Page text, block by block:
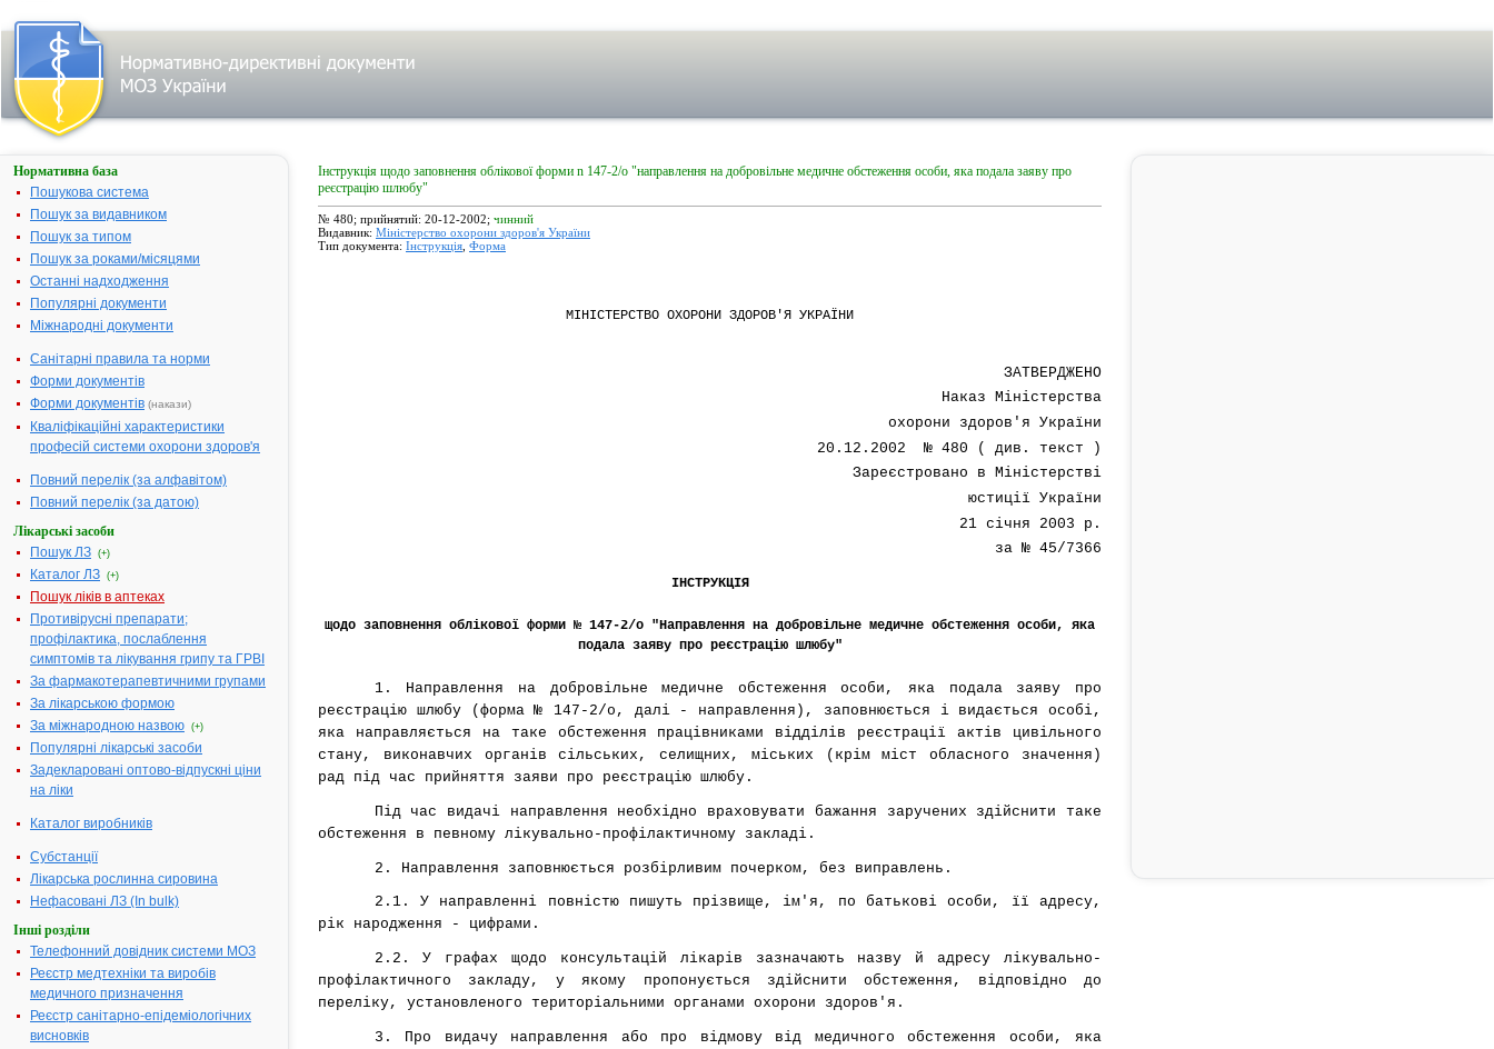
Нормативна база
Пошукова система
Пошук за видавником
Пошук за типом
Пошук за роками/місяцями
Останні надходження
Популярні документи
Міжнародні документи
Санітарні правила та норми
Форми документів
Форми документів (накази)
Кваліфікаційні характеристики
професій системи охорони здоров'я
Повний перелік (за алфавітом)
Повний перелік (за датою)
Лікарські засоби
Пошук ЛЗ (+)
Каталог ЛЗ (+)
Пошук ліків в аптеках
Противірусні препарати;
профілактика, послаблення
симптомів та лікування грипу та ГРВІ
За фармакотерапевтичними групами
За лікарською формою
За міжнародною назвою (+)
Популярні лікарські засоби
Задекларовані оптово-відпускні ціни
на ліки
Каталог виробників
Субстанції
Лікарська рослинна сировина
Нефасовані ЛЗ (In bulk)
Інші розділи
Телефонний довідник системи МОЗ
Реєстр медтехніки та виробів
медичного призначення
Реєстр санітарно-епідеміологічних
висновків
Інструкція щодо заповнення облікової форми n 147-2/о "направлення на добровільне медичне обстеження особи, яка подала заяву про
реєстрацію шлюбу"
№ 480; прийнятий: 20-12-2002; чинний
Видавник: Міністерство охорони здоров'я України
Тип документа: Інструкція Форма
МІНІСТЕРСТВО ОХОРОНИ ЗДОРОВ'Я УКРАЇНИ
ЗАТВЕРДЖЕНО
Наказ Міністерства
охорони здоров'я України
20.12.2002 № 480 ( див. текст )
Зареєстровано в Міністерстві
юстиції України
21 січня 2003 р.
за № 45/7366
ІНСТРУКЦІЯ
щодо заповнення облікової форми № 147-2/о "Направлення на добровільне медичне обстеження особи, яка
подала заяву про реєстрацію шлюбу"
1. Направлення на добровільне медичне обстеження особи, яка подала заяву про
реєстрацію шлюбу (форма № 147-2/о, далі - направлення), заповнюється і видається особі,
яка направляється на таке обстеження працівниками відділів реєстрації актів цивільного
стану, виконавчих органів сільських, селищних, міських (крім міст обласного значення)
рад під час прийняття заяви про реєстрацію шлюбу.
Під час видачі направлення необхідно враховувати бажання заручених здійснити таке
обстеження в певному лікувально-профілактичному закладі.
2. Направлення заповнюється розбірливим почерком, без виправлень.
2.1. У направленні повністю пишуть прізвище, ім'я, по батькові особи, її адресу,
рік народження - цифрами.
2.2. У графах щодо консультацій лікарів зазначають назву й адресу лікувально-
профілактичного закладу, у якому пропонується здійснити обстеження, відповідно до
переліку, установленого територіальними органами охорони здоров'я.
3. Про видачу направлення або про відмову від медичного обстеження особи, яка